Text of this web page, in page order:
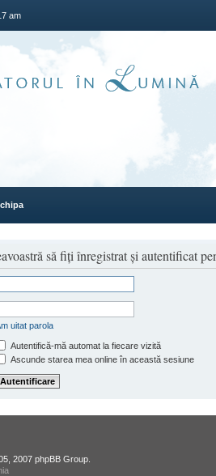
am
să fiţi înregistrat şi autentificat
uitat parola
Autentifică-mă automat la fiecare vizită
Ascunde starea mea online în această sesiune
2007 phpBB Group.